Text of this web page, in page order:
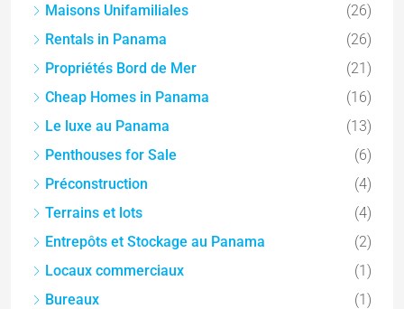
Maisons Unifamiliales
(26)
Rentals in Panama
(26)
Propriétés Bord de Mer
(21)
Cheap Homes in Panama
(16)
Le luxe au Panama
(13)
Penthouses for Sale
(6)
Préconstruction
(4)
Terrains et lots
(4)
Entrepôts et Stockage au Panama
(2)
Locaux commerciaux
(1)
Bureaux
(1)